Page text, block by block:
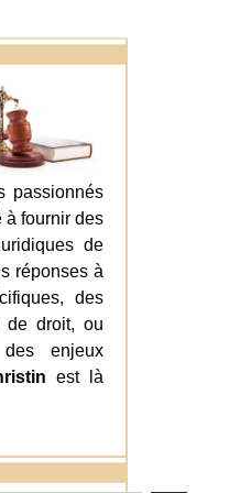
passionnés
à fournir des
de
réponses à
des
de droit, ou
enjeux
est là